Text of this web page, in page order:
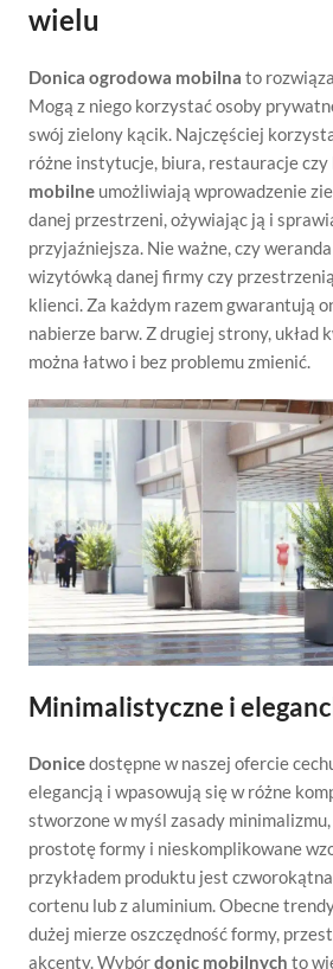
wielu
Donica ogrodowa mobilna to
Mogą z niego korzystać osoby
swój zielony kącik. Najczęściej
różne instytucje, biura, restauracje czy
mobilne umożliwiają wprowadzenie
danej przestrzeni, ożywiając ją i
przyjaźniejsza. Nie ważne, czy
wizytówką danej firmy czy
klienci. Za każdym razem gwarantują
nabierze barw. Z drugiej strony, układ
można łatwo i bez problemu zmienić.
Minimalistyczne i
Donicedostępne w naszej ofercie
elegancją i wpasowują się w różne
stworzone w myśl zasady
prostotę formy i nieskomplikowane
przykładem produktu jest czworokątna
cortenu lub z aluminium. Obecne
dużej mierze oszczędność formy,
akcenty. Wybórdonic mobilnych to